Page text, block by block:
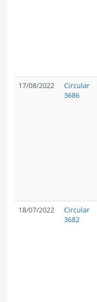
17/08/2022
Circular
3686
18/07/2022
Circular
3682